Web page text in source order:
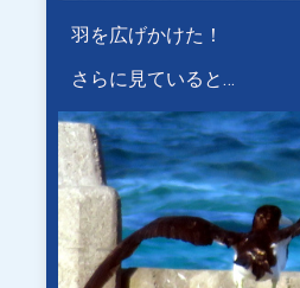
羽を広げかけた！
さらに見ていると…